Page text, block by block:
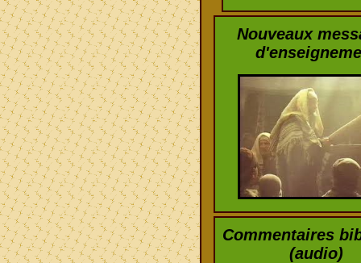
Nouveaux
Commentaires
(audio)